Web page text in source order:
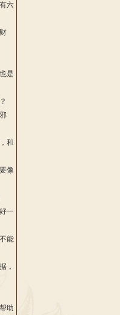
六
是
和
像
一
能
，
助